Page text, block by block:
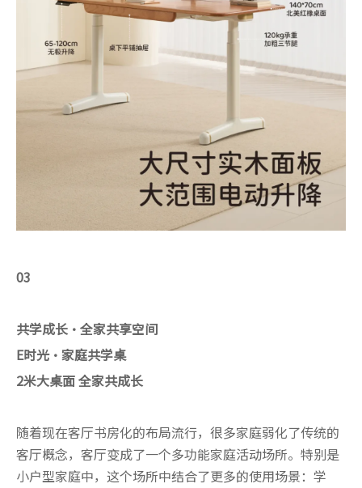
03
共学成长·全家共享空间
E时光·家庭共学桌
2米大桌面 全家共成长
随着现在客厅书房化的布局流行，很多家庭弱化了传统的
客厅概念，客厅变成了一个多功能家庭活动场所。特别是
小户型家庭中，这个场所中结合了更多的使用场景：学